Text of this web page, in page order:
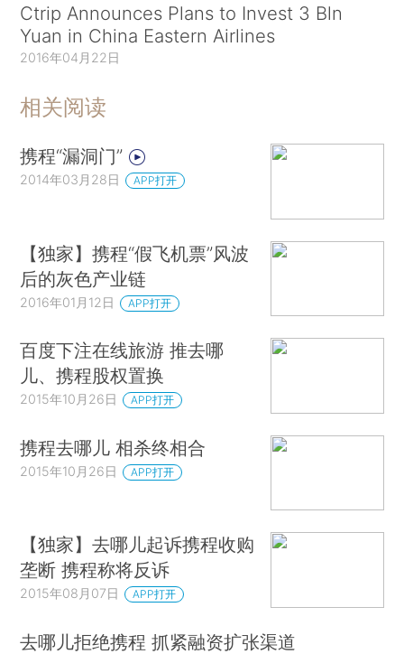
Ctrip Announces Plans to Invest 3 Bln
Yuan in China Eastern Airlines
2016年04月22日
相关阅读
携程“漏洞门”
2014年03月28日 APP打开
【独家】携程“假飞机票”风波
后的灰色产业链
2016年01月12日 APP打开
百度下注在线旅游 推去哪
儿、携程股权置换
2015年10月26日 APP打开
携程去哪儿 相杀终相合
2015年10月26日 APP打开
【独家】去哪儿起诉携程收购
垄断 携程称将反诉
2015年08月07日 APP打开
去哪儿拒绝携程 抓紧融资扩张渠道